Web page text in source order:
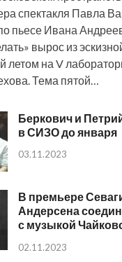
спектакля Павла
пьесе Ивана
вырос из
летом на V
Тема пятой…
Беркович и
в СИЗО до января
03.11.2023
В премьере
Андерсена
с музыкой
02.11.2023